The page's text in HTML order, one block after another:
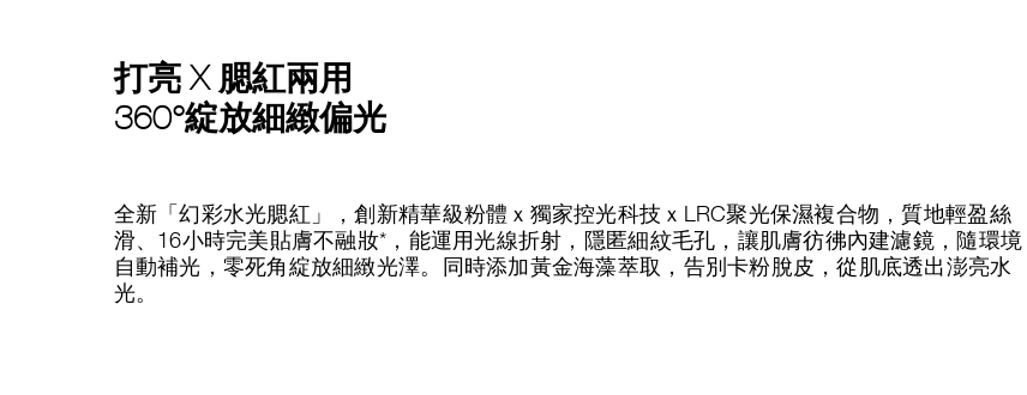
打亮 X 腮紅兩用
360°綻放細緻偏光
全新「幻彩水光腮紅」，創新精華級粉體ｘ獨家控光科技ｘLRC聚光保濕複合物，質地輕盈絲
滑、16小時完美貼膚不融妝*，能運用光線折射，隱匿細紋毛孔，讓肌膚彷彿內建濾鏡，隨環境
自動補光，零死角綻放細緻光澤。同時添加黃金海藻萃取，告別卡粉脫皮，從肌底透出澎亮水
光。